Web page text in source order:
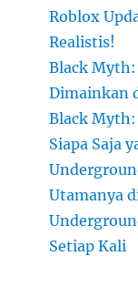
Roblox
Realistis!
Black
Dimainkan
Black
Siapa Saja
Utamanya
Setiap Kali